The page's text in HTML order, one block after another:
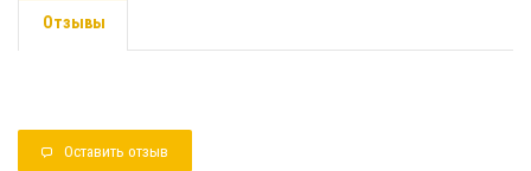
Отзывы
Оставить отзыв